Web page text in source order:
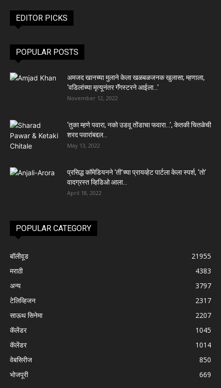
EDITOR PICKS
POPULAR POSTS
अमजद खानच्या मुलाने केला खळबळजनक खुलासा; म्हणाला,
‘वडिलांच्या मृत्यूनंतर गॅंगस्टरने आईला…’
November 12, 2022
‘तुका म्हणे पवारा, नको उडवू तोंडाचा फवारा…’, केतकी चितळेची
शरद पवारांबद्दल...
May 13, 2022
प्रसिद्ध कॉमेडियनने ‘ती’च्या प्रायव्हेट पार्टला केला स्पर्श, ‘तो’
वादग्रस्त व्हिडिओ आला...
April 18, 2022
POPULAR CATEGORY
बॉलीवूड
21955
मराठी
4383
अन्य
3797
टेलिव्हिजन
2317
साऊथ सिनेमा
2207
कॅलेंडर
1045
कॅलेंडर
1014
वेबसिरीज
850
भोजपूरी
669